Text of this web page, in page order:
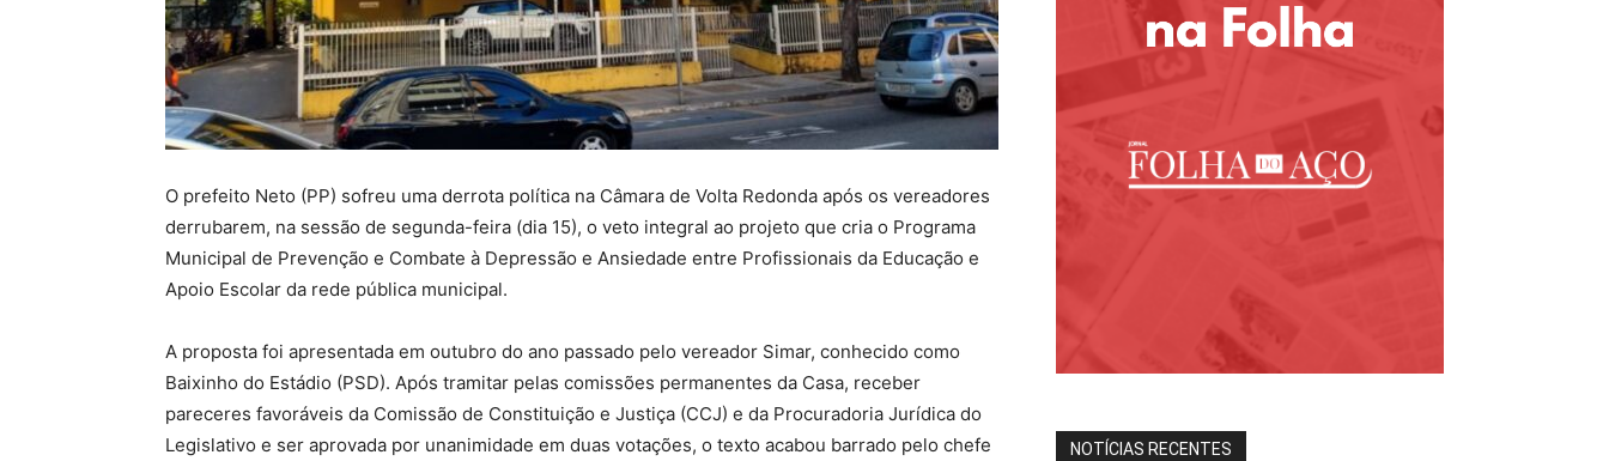
O prefeito Neto (PP) sofreu uma derrota política na Câmara de Volta Redonda após os vereadores
derrubarem, na sessão de segunda-feira (dia 15), o veto integral ao projeto que cria o Programa
Municipal de Prevenção e Combate à Depressão e Ansiedade entre Profissionais da Educação e
Apoio Escolar da rede pública municipal.
A proposta foi apresentada em outubro do ano passado pelo vereador Simar, conhecido como
Baixinho do Estádio (PSD). Após tramitar pelas comissões permanentes da Casa, receber
pareceres favoráveis da Comissão de Constituição e Justiça (CCJ) e da Procuradoria Jurídica do
Legislativo e ser aprovada por unanimidade em duas votações, o texto acabou barrado pelo chefe
NOTÍCIAS RECENTES